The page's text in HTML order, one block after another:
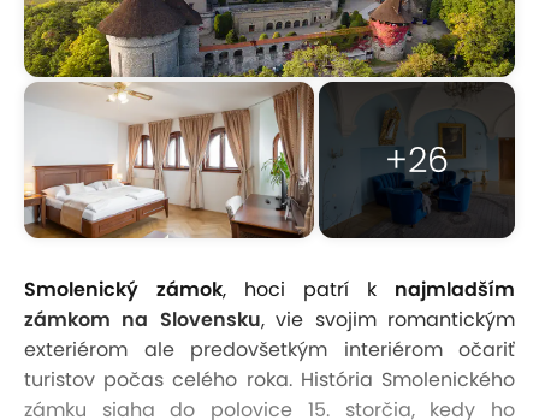
+26
Smolenický zámok, hoci patrí k najmladším
zámkom na Slovensku, vie svojim romantickým
exteriérom ale predovšetkým interiérom očariť
turistov počas celého roka. História Smolenického
zámku siaha do polovice 15. storčia, kedy ho